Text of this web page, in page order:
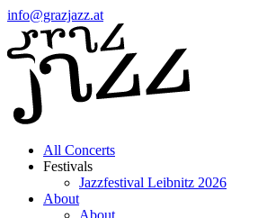
info@grazjazz.at
All Concerts
Festivals
Jazzfestival Leibnitz 2026
About
About